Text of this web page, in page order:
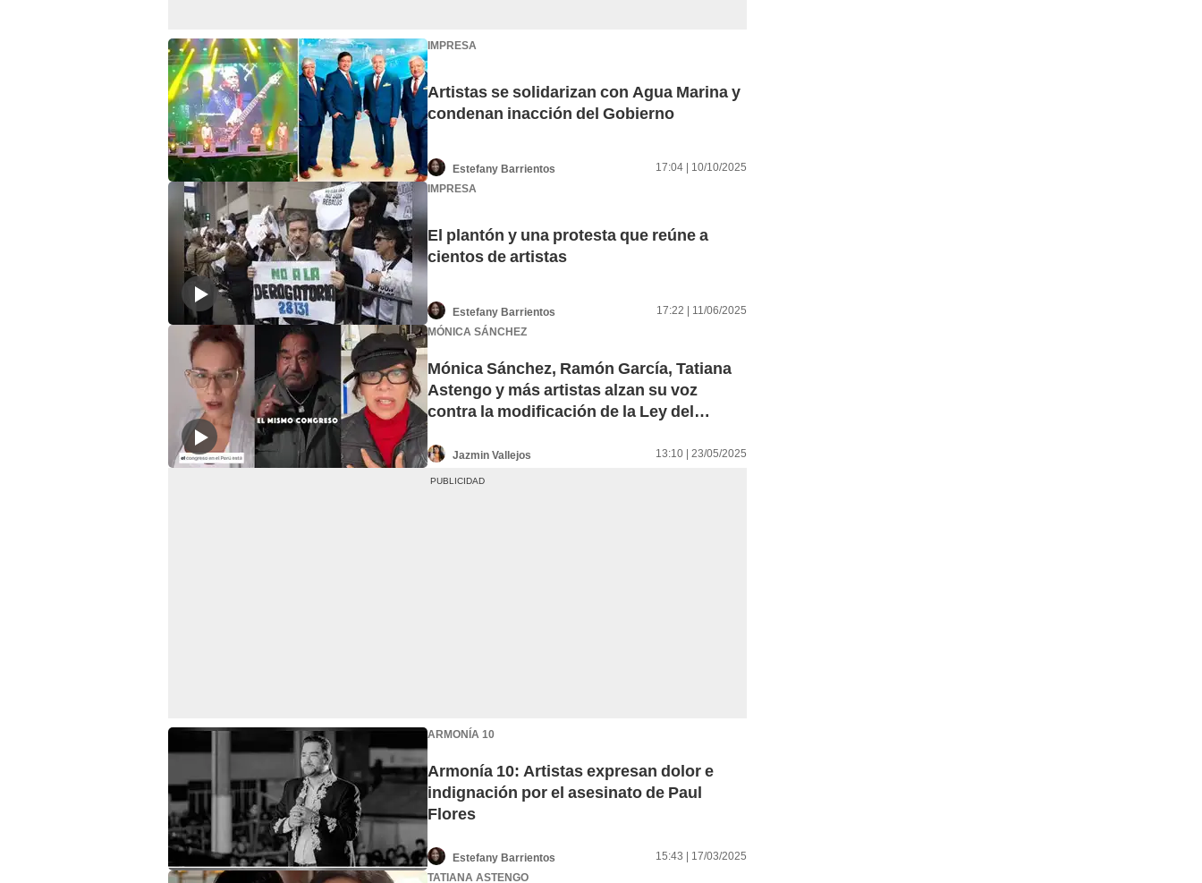
IMPRESA
Artistas se solidarizan con Agua Marina y
condenan inacción del Gobierno
Estefany Barrientos
17:04 | 10/10/2025
IMPRESA
El plantón y una protesta que reúne a
cientos de artistas
Estefany Barrientos
17:22 | 11/06/2025
MÓNICA SÁNCHEZ
Mónica Sánchez, Ramón García, Tatiana
Astengo y más artistas alzan su voz
contra la modificación de la Ley del
Jazmin Vallejos 13:10 | 23/05/2025
ARMONÍA 10
Armonía 10: Artistas expresan dolor e
indignación por el asesinato de Paul
Flores
Estefany Barrientos
15:43 | 17/03/2025
TATIANA ASTENGO